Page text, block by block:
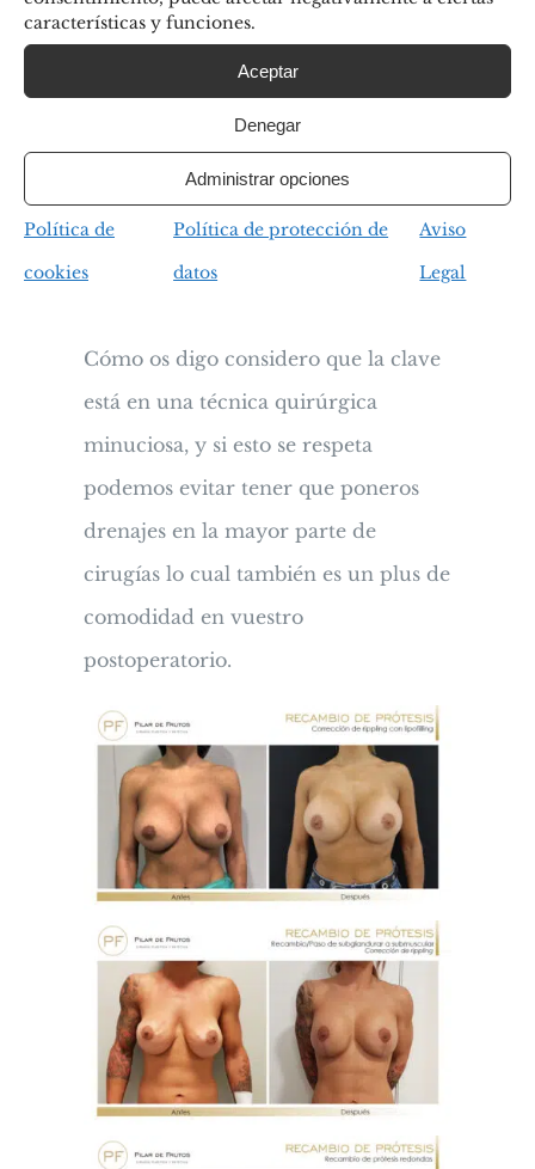
características y funciones.
Aceptar
Denegar
Administrar opciones
Política de
cookies
Política de protección de
datos
Aviso
Legal
mamarias salvo en casos concretos
como puede ser un recambio de
prótesis por contractura capsular en
antigua ya que estos casos tienen un
Cómo os digo considero que la clave
está en una técnica quirúrgica
minuciosa, y si esto se respeta
podemos evitar tener que poneros
drenajes en la mayor parte de
cirugías lo cual también es un plus de
comodidad en vuestro
postoperatorio.